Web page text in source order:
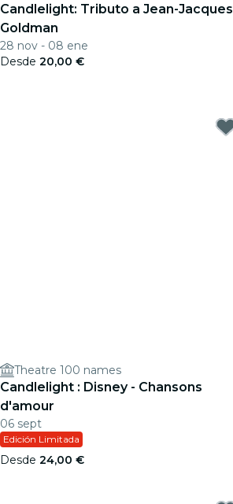
Candlelight: Tributo a Jean-Jacques
Goldman
28 nov - 08 ene
Desde 20,00 €
Theatre 100 names
Candlelight : Disney - Chansons
d'amour
06 sept
Edición Limitada
Desde 24,00 €